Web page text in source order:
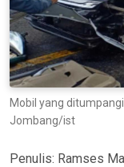
Mobil yang
Jombang/ist
Penulis: Ramses